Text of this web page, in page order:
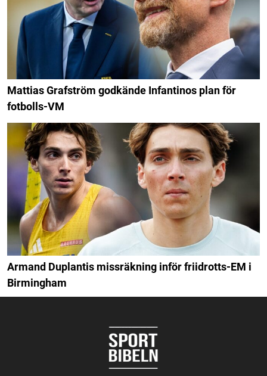
Mattias Grafström godkände Infantinos plan för
fotbolls-VM
Armand Duplantis missräkning inför friidrotts-EM i
Birmingham